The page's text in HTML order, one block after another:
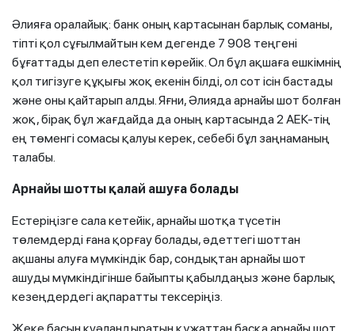
Әлияға оралайық: банк оның картасынан барлық соманы,
тіпті қол сұғылмайтын кем дегенде 7 908 теңгені
бұғаттады деп елестетіп көрейік. Ол бұл ақшаға ешкімнің
қол тигізуге құқығы жоқ екенін білді, ол сот ісін бастады
және оны қайтарып алды. Яғни, Әлияда арнайы шот болған
жоқ, бірақ бұл жағдайда да оның картасында 2 АЕК-тің
ең төменгі сомасы қалуы керек, себебі бұл заңнаманың
талабы.
Арнайы шотты қалай ашуға болады
Естеріңізге сала кетейік, арнайы шотқа түсетін
төлемдерді ғана қорғау болады, әдеттегі шоттан
ақшаны алуға мүмкіндік бар, сондықтан арнайы шот
ашуды мүмкіндігінше байыпты қабылдаңыз және барлық
кезеңдердегі ақпаратты тексеріңіз.